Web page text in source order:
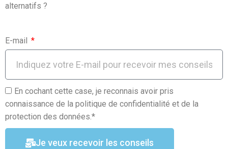
alternatifs ?
E-mail
En cochant cette case, je reconnais avoir pris
connaissance de la politique de confidentialité et de la
protection des données.*
Je veux recevoir les conseils